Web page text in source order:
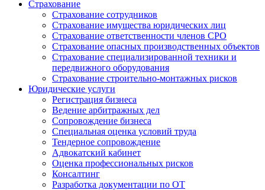
Страхование
Страхование сотрудников
Страхование имущества юридических лиц
Страхование ответственности членов СРО
Страхование опасных производственных объектов
Страхование специализированной техники и
передвижного оборудования
Страхование строительно-монтажных рисков
Юридические услуги
Регистрация бизнеса
Ведение арбитражных дел
Сопровождение бизнеса
Специальная оценка условий труда
Тендерное сопровождение
Адвокатский кабинет
Оценка профессиональных рисков
Консалтинг
Разработка документации по ОТ